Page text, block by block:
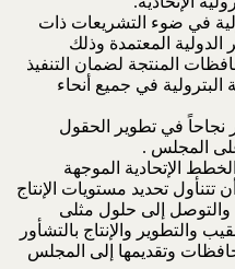
في ضوء التشريعات ذات
الدولية المعتمدة وذلك
المنتجة لضمان التنفيذ
في جميع أنحاء
نجاحاً في تطوير الحقول
المجلس .
الإتحادية الموجهة
تتنأول تحديد مستويات الإنتاج
والتوصل إلى حلول مثلى
والتطوير والإنتاج بالتشأور
وتقديمها إلى المجلس